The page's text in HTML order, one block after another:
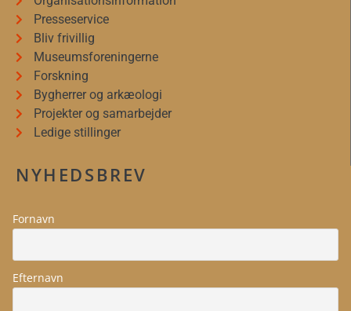
Presseservice
Bliv frivillig
Museumsforeningerne
Forskning
Bygherrer og arkæologi
Projekter og samarbejder
Ledige stillinger
NYHEDSBREV
Fornavn
Efternavn